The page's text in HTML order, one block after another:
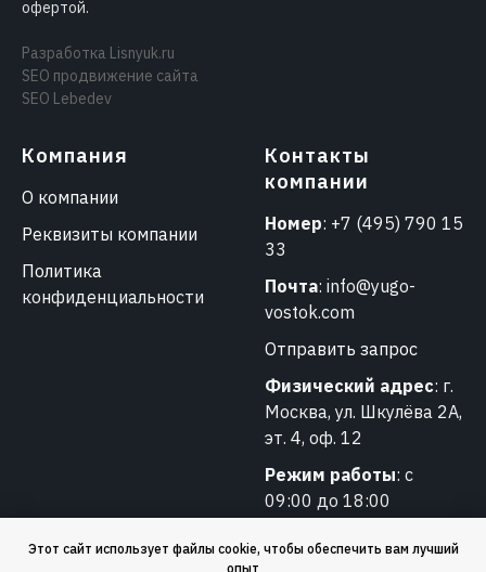
Этот сайт использует файлы cookie, чтобы обеспечить вам лучший
опыт
офертой.
Разработка Lisnyuk.ru
SEO продвижение сайта
SEO Lebedev
Компания
О компании
Реквизиты компании
Политика
конфиденциальности
Контакты
компании
Номер: +7 (495) 790 15
33
Почта: info@yugo-
vostok.com
Отправить запрос
Физический адрес: г.
Москва, ул. Шкулёва 2А,
эт. 4, оф. 12
Режим работы: с
09:00 до 18:00